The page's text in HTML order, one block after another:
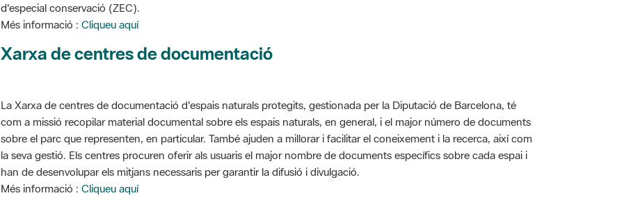
d'especial conservació (ZEC).
Més informació : Cliqueu aquí
Xarxa de centres de documentació
La Xarxa de centres de documentació d'espais naturals protegits, gestionada per la Diputació de Barcelona, té
com a missió recopilar material documental sobre els espais naturals, en general, i el major número de documents
sobre el parc que representen, en particular. També ajuden a millorar i facilitar el coneixement i la recerca, així com
la seva gestió. Els centres procuren oferir als usuaris el major nombre de documents específics sobre cada espai i
han de desenvolupar els mitjans necessaris per garantir la difusió i divulgació.
Més informació : Cliqueu aquí